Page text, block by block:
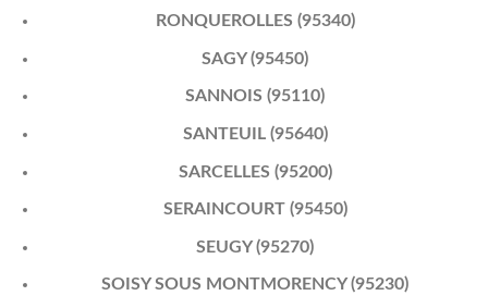
RONQUEROLLES (95340)
SAGY (95450)
SANNOIS (95110)
SANTEUIL (95640)
SARCELLES (95200)
SERAINCOURT (95450)
SEUGY (95270)
SOISY SOUS MONTMORENCY (95230)